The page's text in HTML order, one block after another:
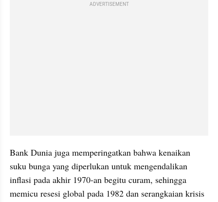
ADVERTISEMENT
Bank Dunia juga memperingatkan bahwa kenaikan
suku bunga yang diperlukan untuk mengendalikan
inflasi pada akhir 1970-an begitu curam, sehingga
memicu resesi global pada 1982 dan serangkaian krisis